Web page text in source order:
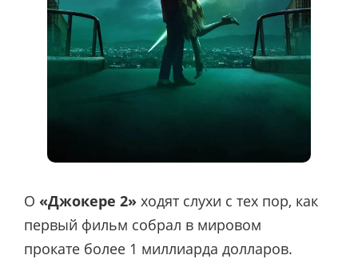
О «Джокере 2» ходят слухи с тех пор, как
первый фильм собрал в мировом
прокате более 1 миллиарда долларов.